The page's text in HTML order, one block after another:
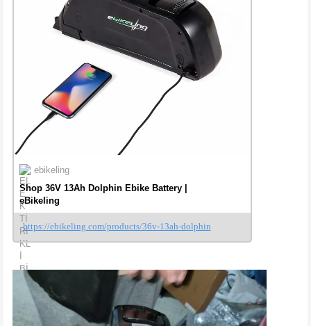
ebikeling
Shop 36V 13Ah Dolphin Ebike Battery |
eBikeling
https://ebikeling.com/products/36v-13ah-dolphin